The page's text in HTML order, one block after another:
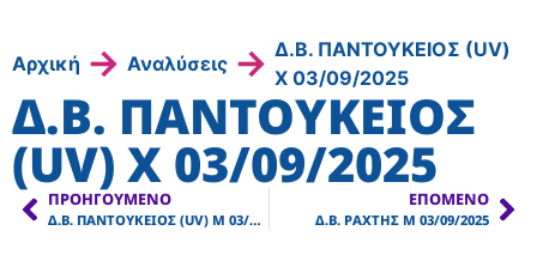
Αρχική → Αναλύσεις → Δ.Β. ΠΑΝΤΟΥΚΕΙΟΣ (UV)
X 03/09/2025
Δ.Β. ΠΑΝΤΟΥΚΕΙΟΣ
(UV) X 03/09/2025
ΠΡΟΗΓΟΎΜΕΝΟ
Δ.Β. ΠΑΝΤΟΥΚΕΙΟΣ (UV) Μ 03/09/2025
ΕΠΌΜΕΝΟ
Δ.Β. ΡΑΧΤΗΣ Μ 03/09/2025